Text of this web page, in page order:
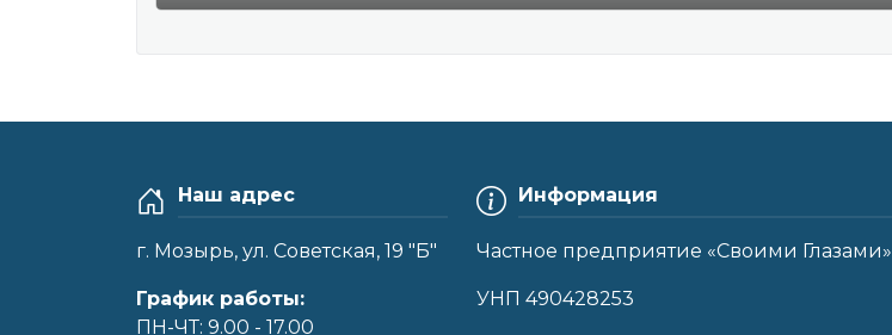
Наш адрес
г. Мозырь, ул. Советская, 19 "Б"
График работы:
ПН-ЧТ: 9.00 - 17.00
Информация
Частное предприятие «Своими Глазами»
УНП 490428253